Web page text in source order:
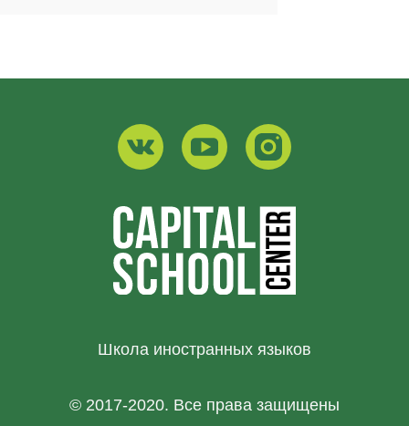
Школа иностранных языков
© 2017-2020. Все права защищены